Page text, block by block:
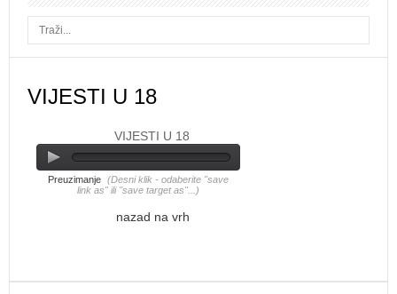
VIJESTI U 18
VIJESTI U 18
Preuzimanje (Desni klik - odaberite "save
link as" ili "save target as"...)
nazad na vrh
Lozinka
Zaboravili ste lozinku?